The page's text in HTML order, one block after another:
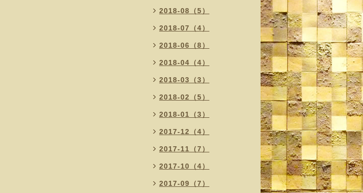
2018-08（5）
2018-07（4）
2018-06（8）
2018-04（4）
2018-03（3）
2018-02（5）
2018-01（3）
2017-12（4）
2017-11（7）
2017-10（4）
2017-09（7）